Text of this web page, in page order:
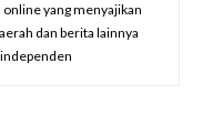
yang menyajikan
dan berita lainnya